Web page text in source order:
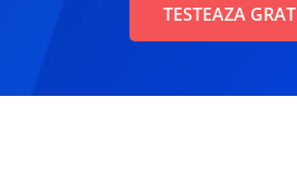
TESTEAZA